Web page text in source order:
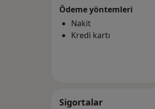
Ödeme yöntemleri
Nakit
Kredi kartı
Sigortalar